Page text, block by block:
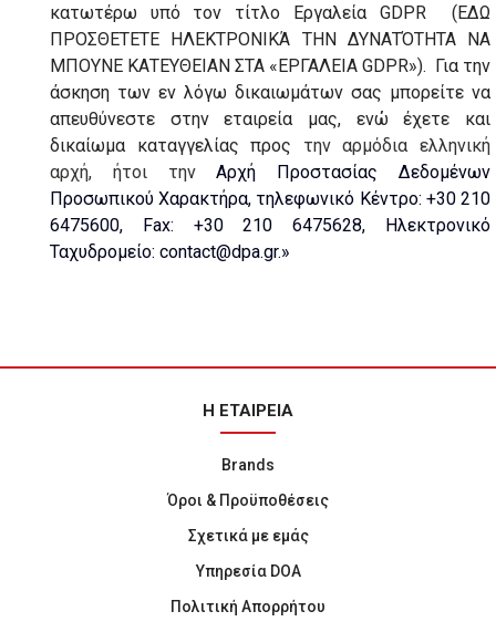
κατωτέρω υπό τον τίτλο Εργαλεία GDPR(ΕΔΩ
ΠΡΟΣΘΕΤΕΤΕ ΗΛΕΚΤΡΟΝΙΚΆ ΤΗΝ ΔΥΝΑΤΌΤΗΤΑ ΝΑ
ΜΠΟΥΝΕ ΚΑΤΕΥΘΕΙΑΝ ΣΤΑ «ΕΡΓΑΛΕΙΑ GDPR»). Για την
άσκηση των εν λόγω δικαιωμάτων σας μπορείτε να
απευθύνεστε στην εταιρεία μας, ενώ έχετε και
δικαίωμα καταγγελίας προς την αρμόδια ελληνική
αρχή, ήτοι τηνΑρχή Προστασίας Δεδομένων
Προσωπικού Χαρακτήρα, τηλεφωνικό Κέντρο: +30 210
6475600, Fax: +30 210 6475628, Ηλεκτρονικό
Ταχυδρομείο: contact@dpa.gr.»
Η ΕΤΑΙΡΕΙΑ
Brands
Όροι & Προϋποθέσεις
Σχετικά με εμάς
Υπηρεσία DOA
Πολιτική Απορρήτου